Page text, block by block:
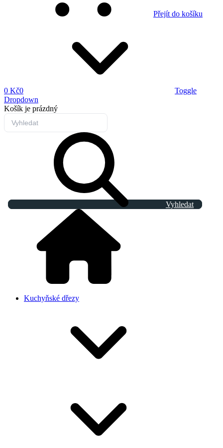
Přejít do košíku
0 Kč0
Toggle
Dropdown
Košík je prázdný
Vyhledat
Kuchyňské dřezy